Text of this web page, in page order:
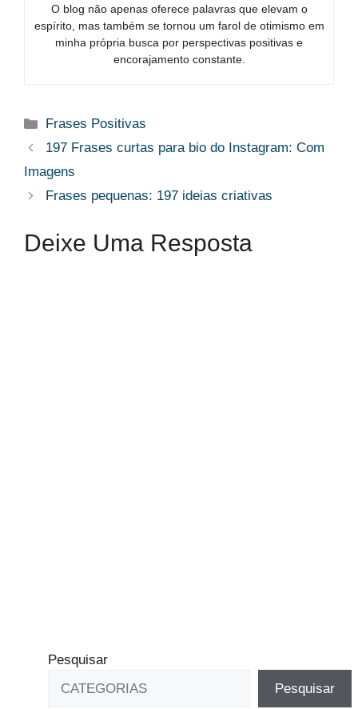
O blog não apenas oferece palavras que elevam o
espírito, mas também se tornou um farol de otimismo em
minha própria busca por perspectivas positivas e
encorajamento constante.
Categorias
Frases Positivas
197 Frases curtas para bio do Instagram: Com
Imagens
Frases pequenas: 197 ideias criativas
Deixe Uma Resposta
Pesquisar
Pesquisar